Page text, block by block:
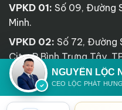
VPKD 01: Số 09, Đường
Minh.
VPKD 02: Số 72, Đường
City, P Bình Trưng Tây,
Hotline: 0937.098.890
Email:
NGUYỄN LỘC
CEO LỘC PHÁT HƯNG